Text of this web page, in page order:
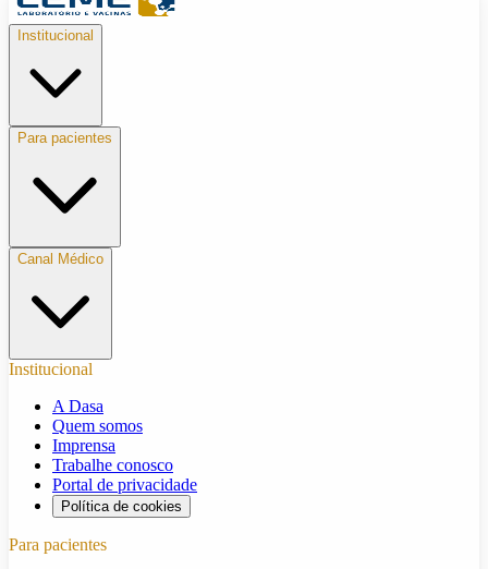
Institucional
Para pacientes
Canal Médico
Institucional
A Dasa
Quem somos
Imprensa
Trabalhe conosco
Portal de privacidade
Política de cookies
Para pacientes